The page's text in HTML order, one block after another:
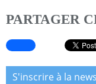
PARTAGER
S'inscrire à la